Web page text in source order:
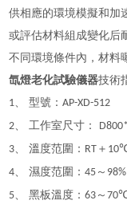
供相應的環境模擬和加
或評估材料組成變化后
不同環境條件內，材料
氙燈老化試驗儀器技術
1、 型號：AP-XD-512
2、 工作室尺寸：
3、 溫度范圍： RT ＋ 10
4、 濕度范圍：45 ～
5、 黑板溫度：63 ～70